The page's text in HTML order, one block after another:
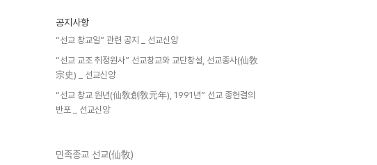
공지사항
“선교 창교일” 관련 공지 _ 선교신앙
“선교 교조 취정원사” 선교창교와 교단창설, 선교종사(仙敎
宗史) _ 선교신앙
“선교 창교 원년(仙敎創敎元年), 1991년” 선교 종헌결의
반포 _ 선교신앙
민족종교 선교(仙敎)